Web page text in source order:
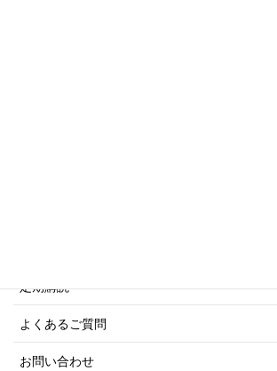
定期購読
よくあるご質問
お問い合わせ